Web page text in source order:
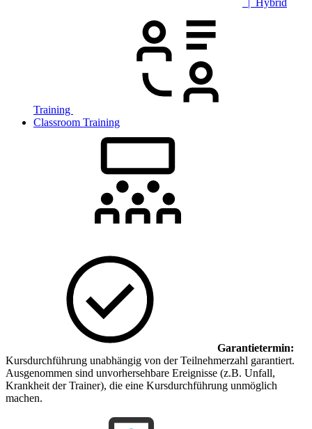
Training
Classroom Training
Garantietermin:
Kursdurchführung unabhängig von der Teilnehmerzahl garantiert.
Ausgenommen sind unvorhersehbare Ereignisse (z.B. Unfall,
Krankheit der Trainer), die eine Kursdurchführung unmöglich
machen.